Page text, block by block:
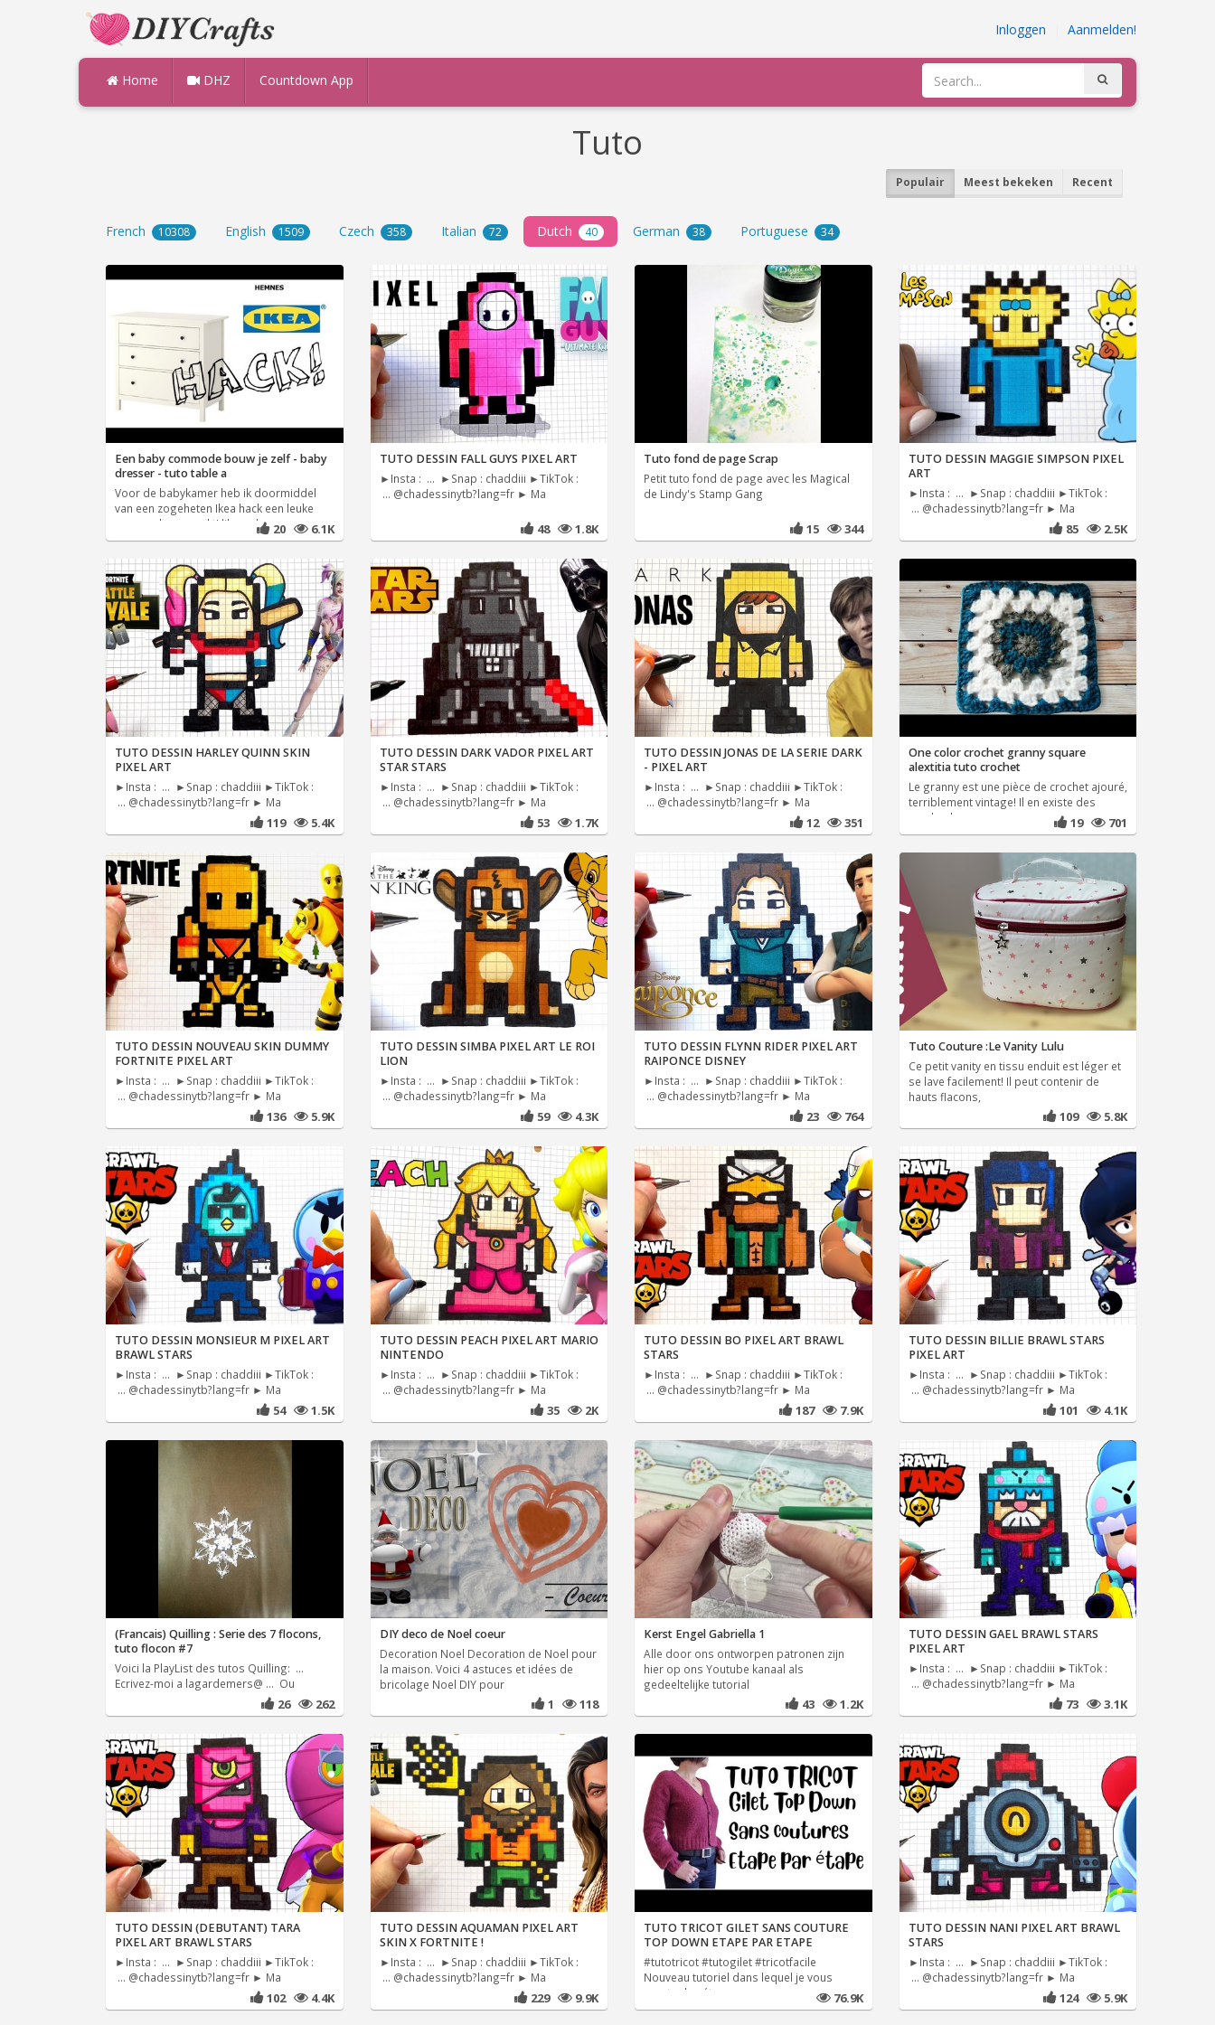
Inloggen Aanmelden!
Home DHZ Countdown App
Tuto
Populair Meest bekeken Recent
French 10308 English 1509 Czech 358 Italian 72 Dutch 40 German 38 Portuguese 34
Een baby commode bouw je zelf - baby
dresser - tuto table a
Voor de babykamer heb ik doormiddel
van een zogeheten Ikea hack een leuke
commode gemaakt! like ook
20 6.1K
TUTO DESSIN FALL GUYS PIXEL ART
►Insta : ... ►Snap : chaddiii ►TikTok :
... @chadessinytb?lang=fr ► Ma
48 1.8K
Tuto fond de page Scrap
Petit tuto fond de page avec les Magical
de Lindy's Stamp Gang
15 344
TUTO DESSIN MAGGIE SIMPSON PIXEL
ART
►Insta : ... ►Snap : chaddiii ►TikTok :
... @chadessinytb?lang=fr ► Ma
85 2.5K
TUTO DESSIN HARLEY QUINN SKIN
PIXEL ART
►Insta : ... ►Snap : chaddiii ►TikTok :
... @chadessinytb?lang=fr ► Ma
119 5.4K
TUTO DESSIN DARK VADOR PIXEL ART
STAR STARS
►Insta : ... ►Snap : chaddiii ►TikTok :
... @chadessinytb?lang=fr ► Ma
53 1.7K
TUTO DESSIN JONAS DE LA SERIE DARK
- PIXEL ART
►Insta : ... ►Snap : chaddiii ►TikTok :
... @chadessinytb?lang=fr ► Ma
12 351
One color crochet granny square
alextitia tuto crochet
Le granny est une pièce de crochet ajouré,
terriblement vintage! Il en existe des
ronds, des
19 701
TUTO DESSIN NOUVEAU SKIN DUMMY
FORTNITE PIXEL ART
►Insta : ... ►Snap : chaddiii ►TikTok :
... @chadessinytb?lang=fr ► Ma
136 5.9K
TUTO DESSIN SIMBA PIXEL ART LE ROI
LION
►Insta : ... ►Snap : chaddiii ►TikTok :
... @chadessinytb?lang=fr ► Ma
59 4.3K
TUTO DESSIN FLYNN RIDER PIXEL ART
RAIPONCE DISNEY
►Insta : ... ►Snap : chaddiii ►TikTok :
... @chadessinytb?lang=fr ► Ma
23 764
Tuto Couture :Le Vanity Lulu
Ce petit vanity en tissu enduit est léger et
se lave facilement! Il peut contenir de
hauts flacons,
109 5.8K
TUTO DESSIN MONSIEUR M PIXEL ART
BRAWL STARS
►Insta : ... ►Snap : chaddiii ►TikTok :
... @chadessinytb?lang=fr ► Ma
54 1.5K
TUTO DESSIN PEACH PIXEL ART MARIO
NINTENDO
►Insta : ... ►Snap : chaddiii ►TikTok :
... @chadessinytb?lang=fr ► Ma
35 2K
TUTO DESSIN BO PIXEL ART BRAWL
STARS
►Insta : ... ►Snap : chaddiii ►TikTok :
... @chadessinytb?lang=fr ► Ma
187 7.9K
TUTO DESSIN BILLIE BRAWL STARS
PIXEL ART
►Insta : ... ►Snap : chaddiii ►TikTok :
... @chadessinytb?lang=fr ► Ma
101 4.1K
(Francais) Quilling : Serie des 7 flocons,
tuto flocon #7
Voici la PlayList des tutos Quilling: ...
Ecrivez-moi a lagardemers@ ... Ou
26 262
DIY deco de Noel coeur
Decoration Noel Decoration de Noel pour
la maison. Voici 4 astuces et idées de
bricolage Noel DIY pour
1 118
Kerst Engel Gabriella 1
Alle door ons ontworpen patronen zijn
hier op ons Youtube kanaal als
gedeeltelijke tutorial
43 1.2K
TUTO DESSIN GAEL BRAWL STARS
PIXEL ART
►Insta : ... ►Snap : chaddiii ►TikTok :
... @chadessinytb?lang=fr ► Ma
73 3.1K
TUTO DESSIN (DEBUTANT) TARA
PIXEL ART BRAWL STARS
►Insta : ... ►Snap : chaddiii ►TikTok :
... @chadessinytb?lang=fr ► Ma
102 4.4K
TUTO DESSIN AQUAMAN PIXEL ART
SKIN X FORTNITE !
►Insta : ... ►Snap : chaddiii ►TikTok :
... @chadessinytb?lang=fr ► Ma
229 9.9K
TUTO TRICOT GILET SANS COUTURE
TOP DOWN ETAPE PAR ETAPE
#tutotricot #tutogilet #tricotfacile
Nouveau tutoriel dans lequel je vous
montre les étapes pour
76.9K
TUTO DESSIN NANI PIXEL ART BRAWL
STARS
►Insta : ... ►Snap : chaddiii ►TikTok :
... @chadessinytb?lang=fr ► Ma
124 5.9K